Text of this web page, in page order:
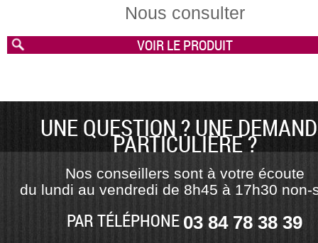
Nous consulter
VOIR LE PRODUIT
UNE QUESTION ? UNE
PARTICULIÈRE ?
Nos conseillers sont à votre écoute
du lundi au vendredi de 8h45 à 17h30 non-
PAR TÉLÉPHONE 03 84 78 38 39